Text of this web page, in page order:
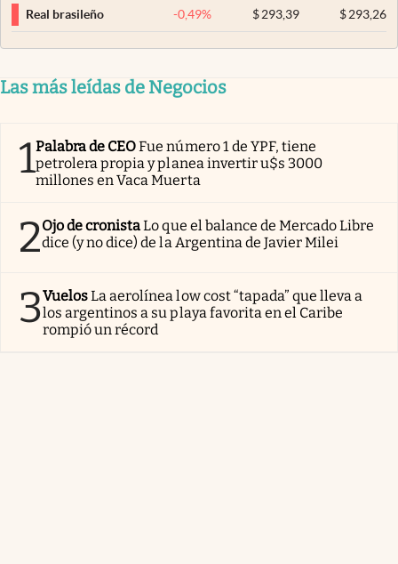
Real brasileño -0,49% $ 293,39 $293,26
Las más leídas de Negocios
1Palabra de CEOFue número 1 de YPF, tiene
petrolera propia y planea invertir u$s 3000
millones en Vaca Muerta
2Ojo de cronistaLo que el balance de Mercado Libre
dice (y no dice) de la Argentina de Javier Milei
3VuelosLa aerolínea low cost “tapada” que lleva a
los argentinos a su playa favorita en el Caribe
rompió un récord